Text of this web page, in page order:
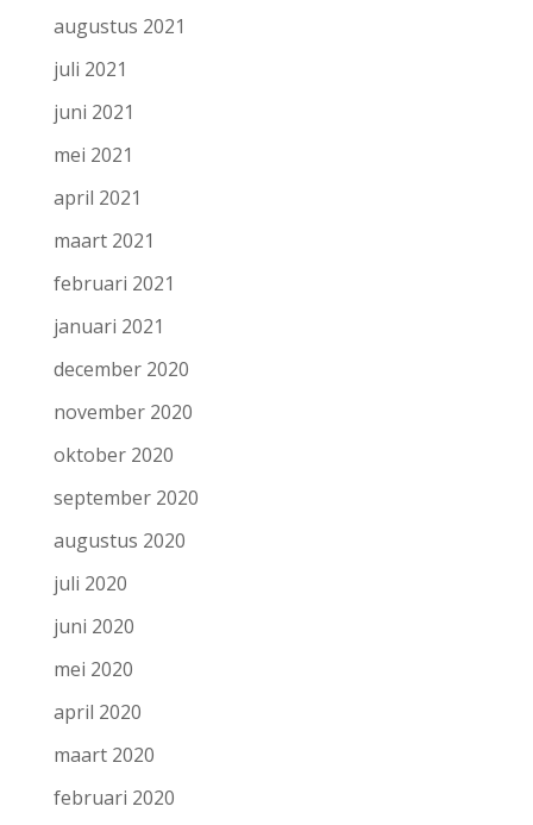
augustus 2021
juli 2021
juni 2021
mei 2021
april 2021
maart 2021
februari 2021
januari 2021
december 2020
november 2020
oktober 2020
september 2020
augustus 2020
juli 2020
juni 2020
mei 2020
april 2020
maart 2020
februari 2020